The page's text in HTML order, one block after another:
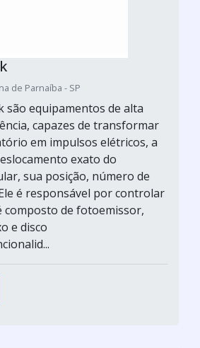
de Parnaíba - SP
são equipamentos de alta
capazes de transformar
em impulsos elétricos, a
exato do
sua posição, número de
é responsável por controlar
composto de fotoemissor,
e disco